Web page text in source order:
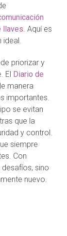
llaves . Aquí es
priorizar y
El Diario de
manera
importantes.
se evitan
que la
y control.
siempre
Con
sino
nuevo.